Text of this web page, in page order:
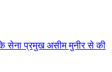
सेना प्रमुख असीम मुनीर से की